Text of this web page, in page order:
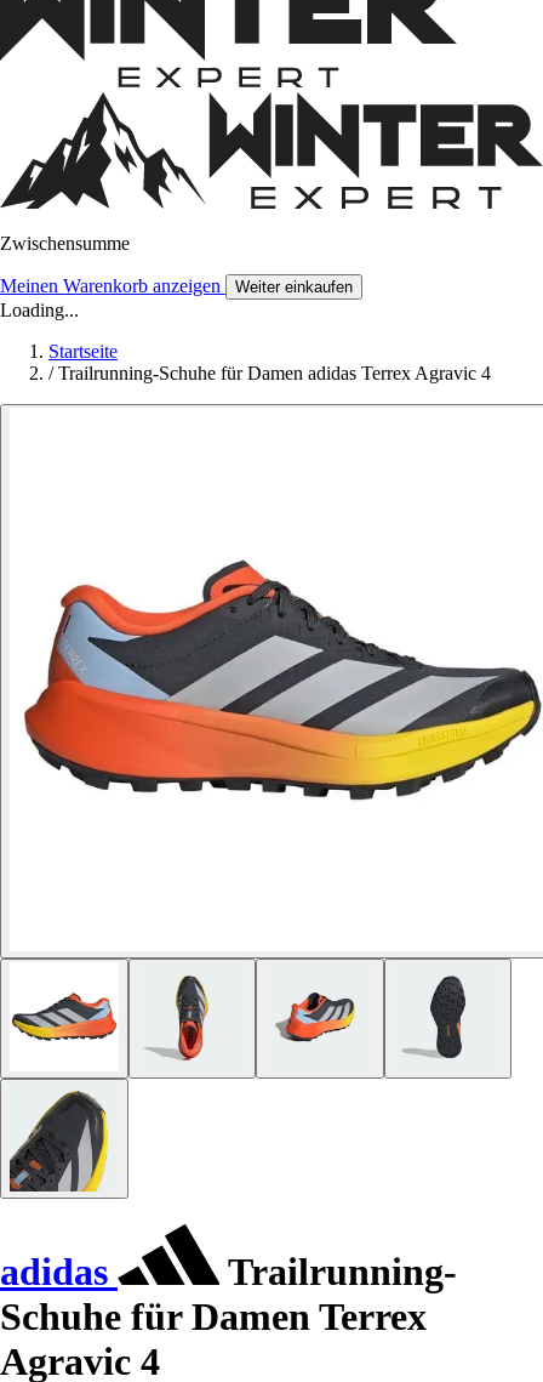
Zwischensumme
Meinen Warenkorb anzeigen Weiter einkaufen
Loading...
Startseite
/ Trailrunning-Schuhe für Damen adidas Terrex Agravic 4
adidas
Trailrunning-
Schuhe für Damen Terrex
Agravic 4